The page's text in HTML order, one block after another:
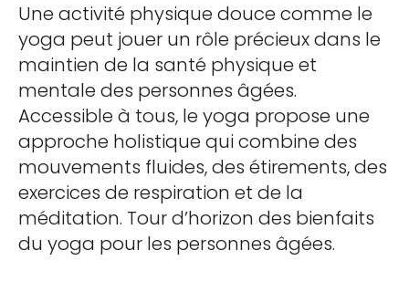
Une activité physique douce comme le
yoga peut jouer un rôle précieux dans le
maintien de la santé physique et
mentale des personnes âgées.
Accessible à tous, le yoga propose une
approche holistique qui combine des
mouvements fluides, des étirements, des
exercices de respiration et de la
méditation. Tour d’horizon des bienfaits
du yoga pour les personnes âgées.